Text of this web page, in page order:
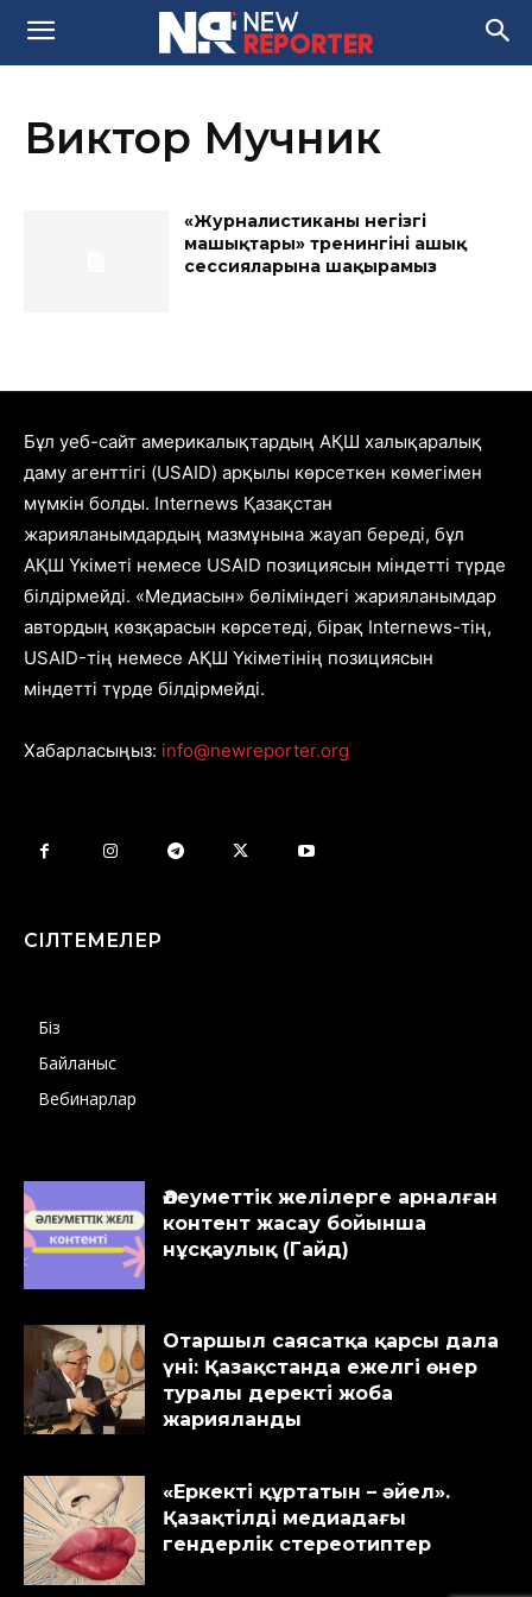
Виктор Мучник
«Журналистиканың негізгі
машықтары» тренингінің ашық
сессияларына шақырамыз
Бұл уеб-сайт америкалықтардың АҚШ халықаралық
даму агенттігі (USAID) арқылы көрсеткен көмегімен
мүмкін болды. Internews Қазақстан
жарияланымдардың мазмұнына жауап береді, бұл
АҚШ Үкіметі немесе USAID позициясын міндетті түрде
білдірмейді. «Медиасын» бөліміндегі жарияланымдар
автордың көзқарасын көрсетеді, бірақ Internews-тің,
USAID-тің немесе АҚШ Үкіметінің позициясын
міндетті түрде білдірмейді.
Хабарласыңыз: info@newreporter.org
СІЛТЕМЕЛЕР
Біз
Байланыс
Вебинарлар
Әлеуметтік желілерге арналған
контент жасау бойынша
нұсқаулық (Гайд)
Отаршыл саясатқа қарсы дала
үні: Қазақстанда ежелгі өнер
туралы деректі жоба
жарияланды
«Еркекті құртатын – әйел».
Қазақтілді медиадағы
гендерлік стереотиптер